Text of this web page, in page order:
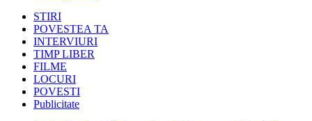
STIRI
POVESTEA TA
INTERVIURI
TIMP LIBER
FILME
LOCURI
POVESTI
Publicitate